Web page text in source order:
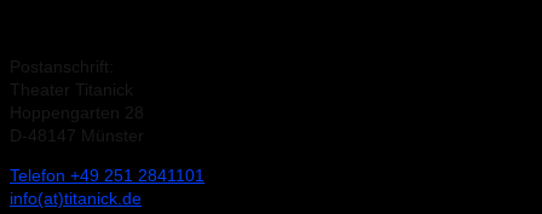
Postanschrift:
Theater Titanick
Hoppengarten 28
D-48147 Münster
Telefon +49 251 2841101
info(at)titanick.de